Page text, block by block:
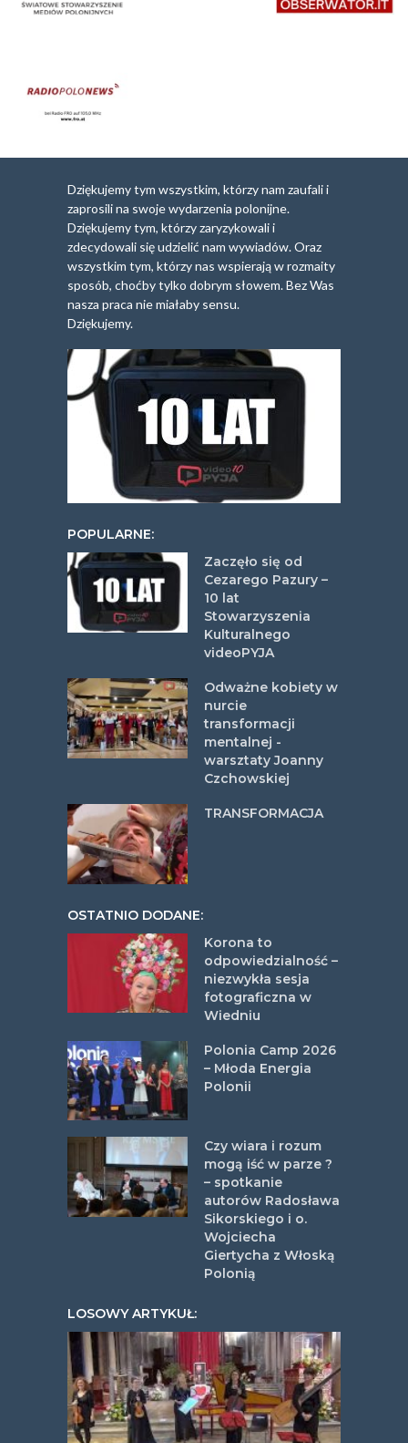
Dziękujemy tym wszystkim, którzy nam zaufali i
zaprosili na swoje wydarzenia polonijne.
Dziękujemy tym, którzy zaryzykowali i
zdecydowali się udzielić nam wywiadów. Oraz
wszystkim tym, którzy nas wspierają w rozmaity
sposób, choćby tylko dobrym słowem. Bez Was
nasza praca nie miałaby sensu.
Dziękujemy.
POPULARNE:
Zaczęło się od
Cezarego Pazury –
10 lat
Stowarzyszenia
Kulturalnego
videoPYJA
Odważne kobiety w
nurcie
transformacji
mentalnej -
warsztaty Joanny
Czchowskiej
TRANSFORMACJA
OSTATNIO DODANE:
Korona to
odpowiedzialność –
niezwykła sesja
fotograficzna w
Wiedniu
Polonia Camp 2026
– Młoda Energia
Polonii
Czy wiara i rozum
mogą iść w parze ?
– spotkanie
autorów Radosława
Sikorskiego i o.
Wojciecha
Giertycha z Włoską
Polonią
LOSOWY ARTYKUŁ: